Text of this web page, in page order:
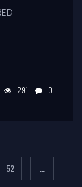
291 0
52